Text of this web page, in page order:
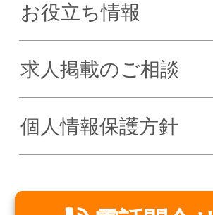
お役立ち情報
求人掲載のご相談
個人情報保護方針